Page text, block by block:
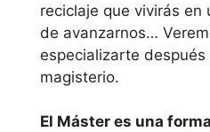
Deusto
País Vasco
reciclaje que vivirás en
de avanzarnos…
especializarte
magisterio.
El Máster es una